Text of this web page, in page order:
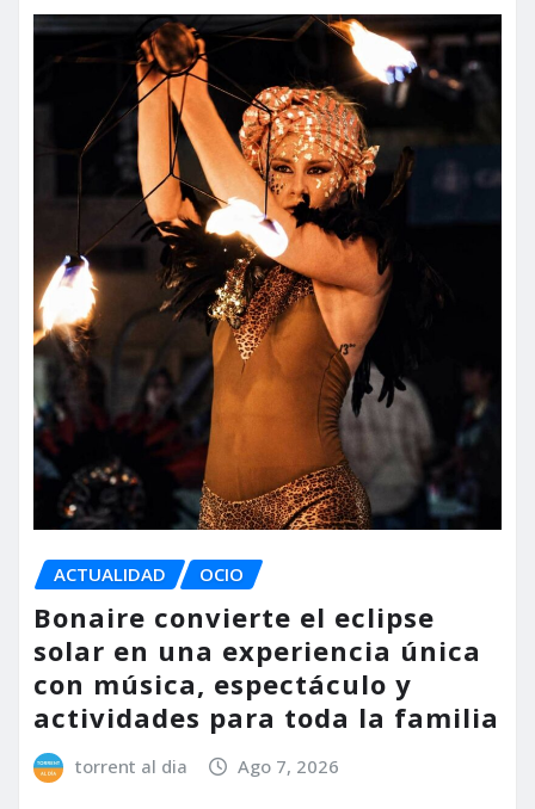
ACTUALIDAD OCIO
Bonaire convierte el eclipse
solar en una experiencia única
con música, espectáculo y
actividades para toda la familia
torrent al dia Ago 7, 2026